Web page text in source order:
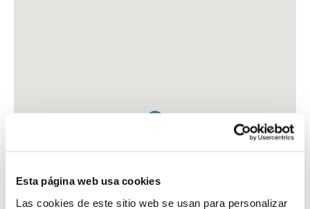
Esta página web usa cookies
Las cookies de este sitio web se usan para personalizar